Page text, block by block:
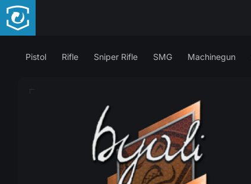
Pistol Rifle Sniper Rifle SMG Machinegun